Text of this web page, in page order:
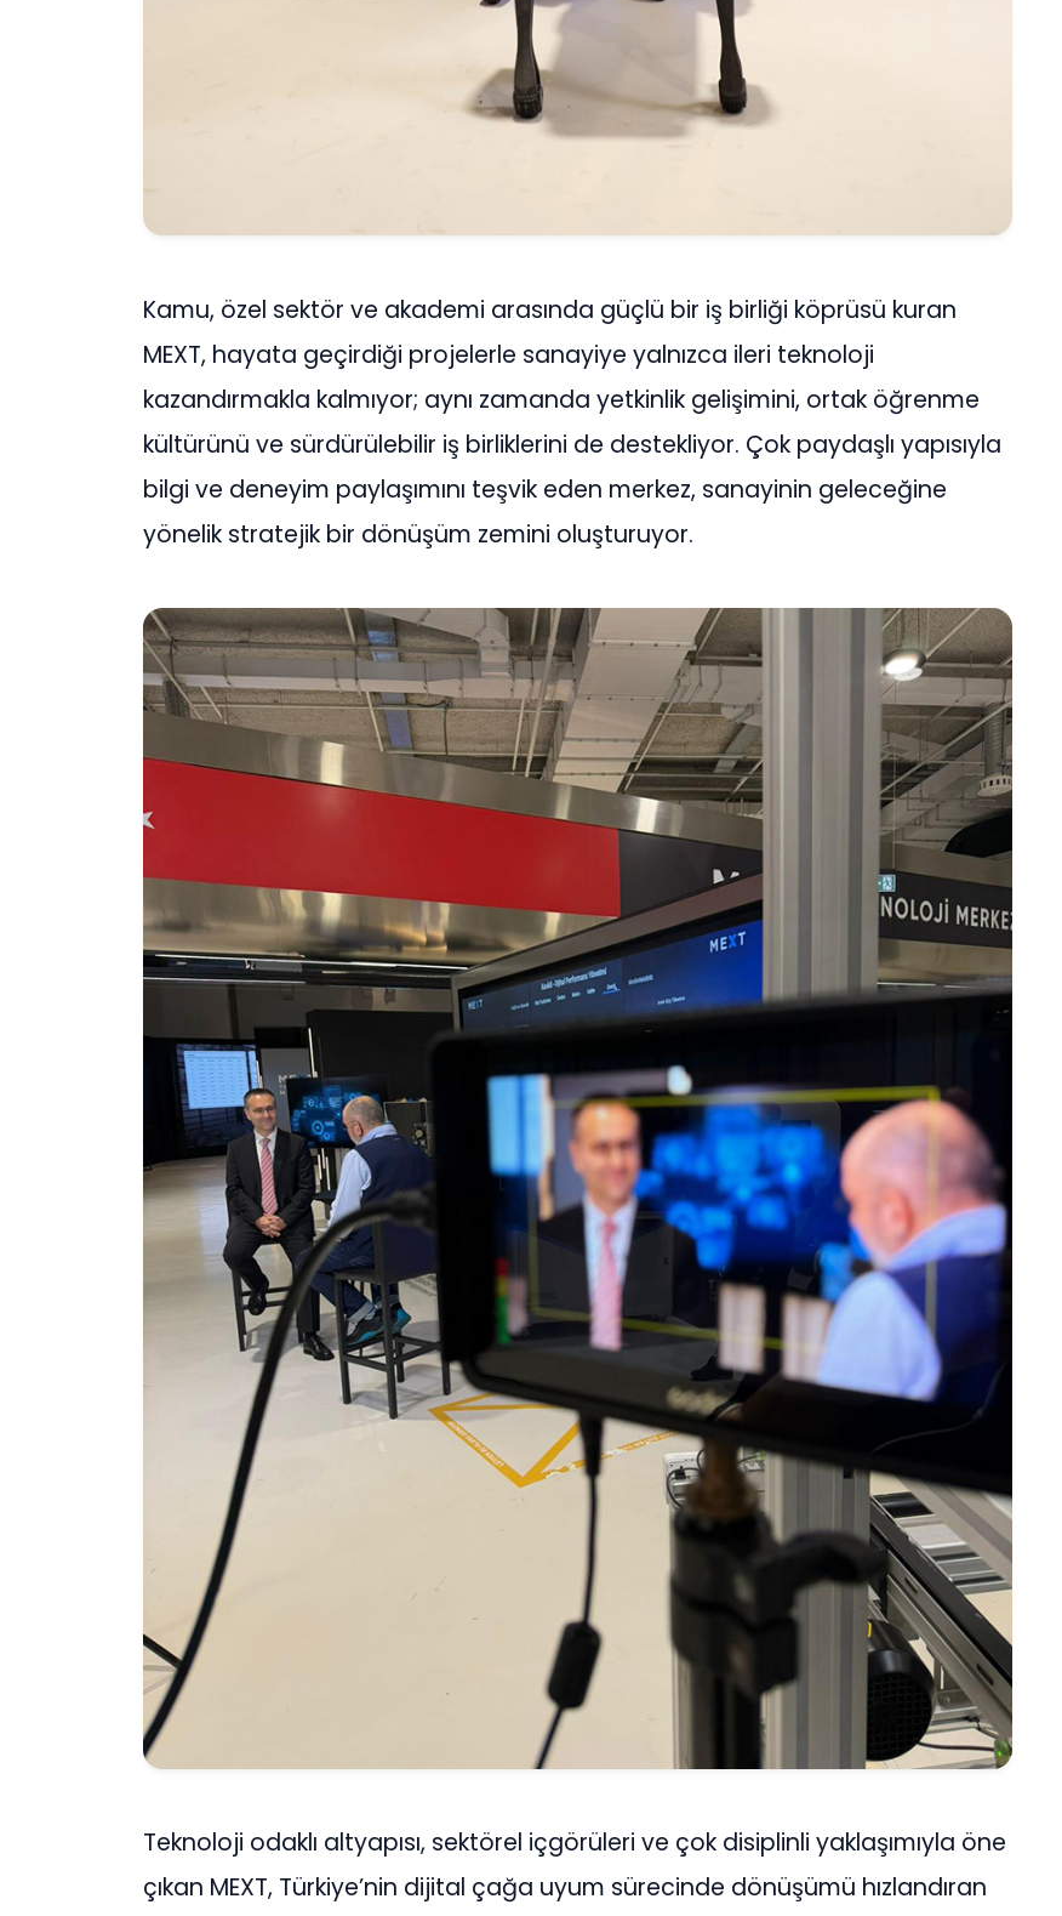
Kamu, özel sektör ve akademi arasında güçlü bir iş birliği köprüsü kuran
MEXT, hayata geçirdiği projelerle sanayiye yalnızca ileri teknoloji
kazandırmakla kalmıyor; aynı zamanda yetkinlik gelişimini, ortak öğrenme
kültürünü ve sürdürülebilir iş birliklerini de destekliyor. Çok paydaşlı yapısıyla
bilgi ve deneyim paylaşımını teşvik eden merkez, sanayinin geleceğine
yönelik stratejik bir dönüşüm zemini oluşturuyor.
Teknoloji odaklı altyapısı, sektörel içgörüleri ve çok disiplinli yaklaşımıyla öne
çıkan MEXT, Türkiye’nin dijital çağa uyum sürecinde dönüşümü hızlandıran